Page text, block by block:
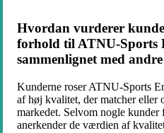
Hvordan vurderer
forhold til ATNU-Sports
sammenlignet med
Kunderne roser ATNU-Sports
af høj kvalitet, der matcher eller
markedet. Selvom nogle kunder
anerkender de værdien af